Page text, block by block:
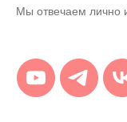
Мы отвечаем лично